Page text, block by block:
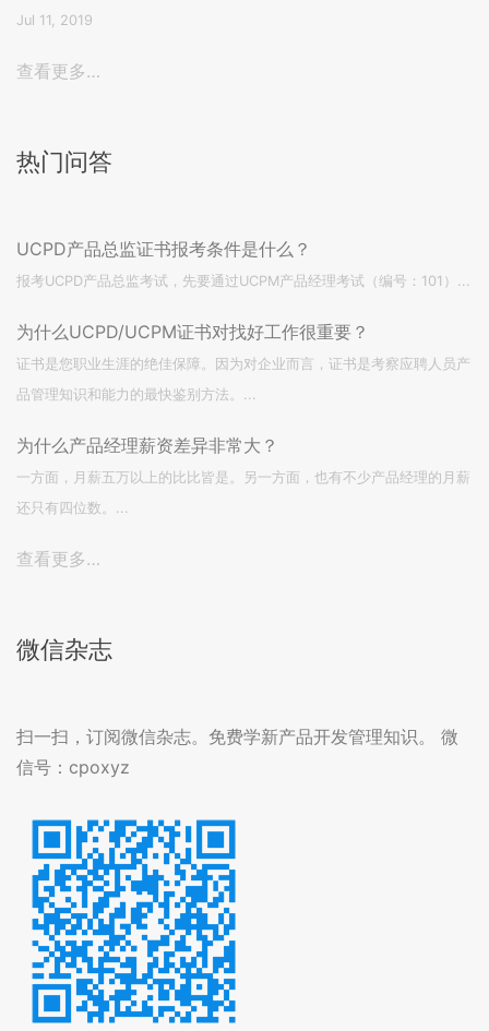
Jul 11, 2019
查看更多…
热门问答
UCPD产品总监证书报考条件是什么？
报考UCPD产品总监考试，先要通过UCPM产品经理考试（编号：101）...
为什么UCPD/UCPM证书对找好工作很重要？
证书是您职业生涯的绝佳保障。因为对企业而言，证书是考察应聘人员产
品管理知识和能力的最快鉴别方法。...
为什么产品经理薪资差异非常大？
一方面，月薪五万以上的比比皆是。另一方面，也有不少产品经理的月薪
还只有四位数。...
查看更多…
微信杂志
扫一扫，订阅微信杂志。免费学新产品开发管理知识。 微
信号：cpoxyz